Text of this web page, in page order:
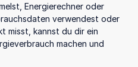
Energierechner oder
verwendest oder
misst, kannst du dir ein
machen und